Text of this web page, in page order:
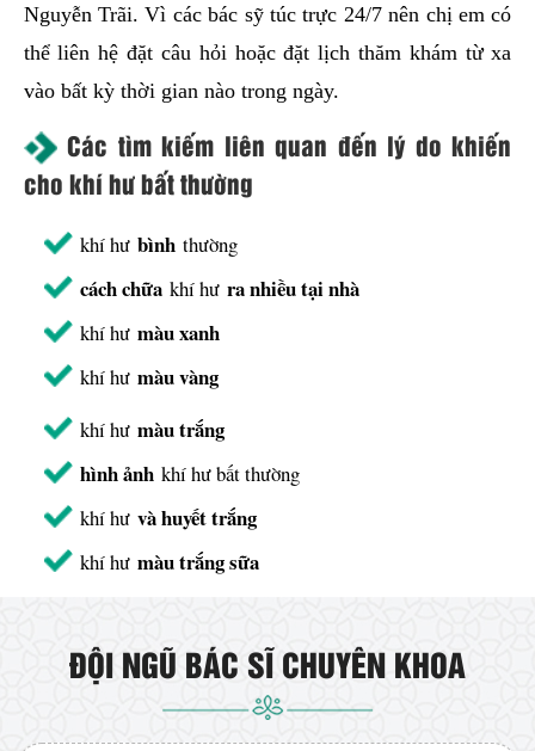
Nguyễn Trãi. Vì các bác sỹ túc trực 24/7 nên chị em có
thể liên hệ đặt câu hỏi hoặc đặt lịch thăm khám từ xa
vào bất kỳ thời gian nào trong ngày.
Các tìm kiếm liên quan đến lý do khiến
cho khí hư bất thường
khí hưbình thường
cách chữa khí hưra nhiều tại nhà
khí hưmàu xanh
khí hưmàu vàng
khí hưmàu trắng
hình ảnh khí hư bất thường
khí hưvà huyết trắng
khí hưmàu trắng sữa
ĐỘI NGŨ BÁC SĨ CHUYÊN KHOA